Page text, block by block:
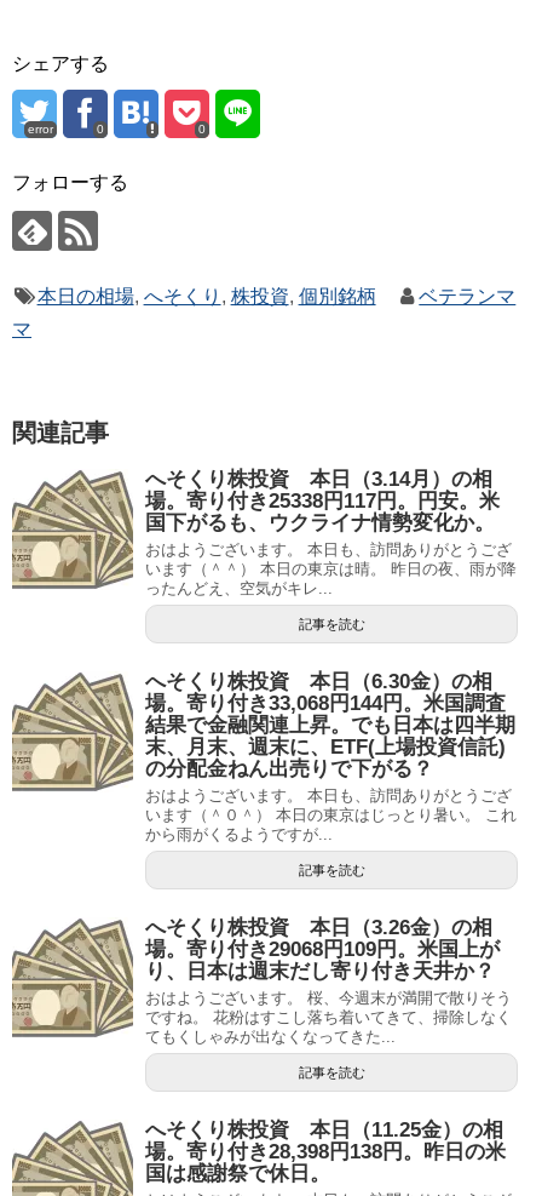
シェアする
error 0 0
フォローする
本日の相場, へそくり , 株投資, 個別銘柄
ベテランマ
マ
関連記事
へそくり株投資 本日（3.14月）の相
場。寄り付き25338円117円。円安。米
国下がるも、ウクライナ情勢変化か。
おはようございます。 本日も、訪問ありがとうござ
います（＾＾） 本日の東京は晴。 昨日の夜、雨が降
ったんどえ、空気がキレ...
記事を読む
へそくり株投資 本日（6.30金）の相
場。寄り付き33,068円144円。米国調査
結果で金融関連上昇。でも日本は四半期
末、月末、週末に、ETF(上場投資信託)
の分配金ねん出売りで下がる？
おはようございます。 本日も、訪問ありがとうござ
います（＾０＾） 本日の東京はじっとり暑い。 これ
から雨がくるようですが...
記事を読む
へそくり株投資 本日（3.26金）の相
場。寄り付き29068円109円。米国上が
り、日本は週末だし寄り付き天井か？
おはようございます。 桜、今週末が満開で散りそう
ですね。 花粉はすこし落ち着いてきて、掃除しなく
てもくしゃみが出なくなってきた...
記事を読む
へそくり株投資 本日（11.25金）の相
場。寄り付き28,398円138円。昨日の米
国は感謝祭で休日。